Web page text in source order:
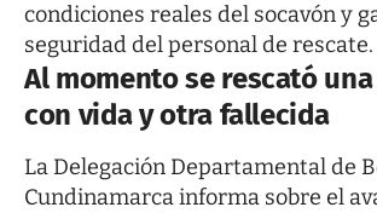
condiciones reales del socavón y
seguridad del personal de rescate.
Al momento se rescató
con vida y otra fallecida
La Delegación Departamental de
Cundinamarca informa sobre el